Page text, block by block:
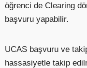
öğrenci de Clearing
başvuru yapabilir.
UCAS başvuru ve
hassasiyetle takip